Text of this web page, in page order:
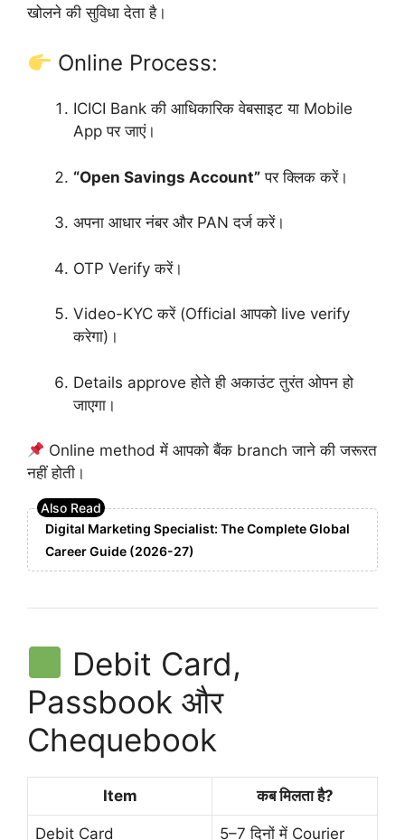
खोलने की सुविधा देता है।
Online Process:
ICICI Bank की आधिकारिक वेबसाइट या Mobile
App पर जाएं।
“Open Savings Account” पर क्लिक करें।
अपना आधार नंबर और PAN दर्ज करें।
OTP Verify करें।
Video-KYC करें (Official आपको live verify
करेगा)।
Details approve होते ही अकाउंट तुरंत ओपन हो
जाएगा।
Online method में आपको बैंक branch जाने की जरूरत
नहीं होती।
Digital Marketing Specialist: The Complete Global
Career Guide (2026-27)
Debit Card,
Passbook और
Chequebook
Item कब मिलता है?
Debit Card 5–7 दिनों में Courier